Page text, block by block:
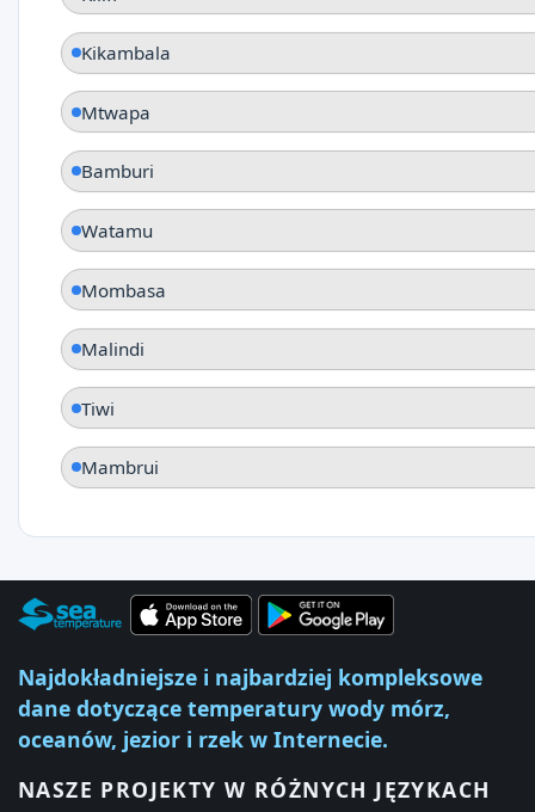
Kikambala
Mtwapa
Bamburi
Watamu
Mombasa
Malindi
Tiwi
Mambrui
Najdokładniejsze i najbardziej kompleksowe
dane dotyczące temperatury wody mórz,
oceanów, jezior i rzek w Internecie.
NASZE PROJEKTY W RÓŻNYCH JĘZYKACH